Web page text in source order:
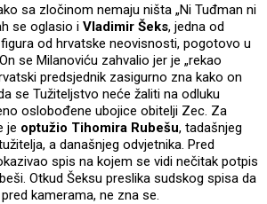
sa zločinom nemaju ništa „Ni Tuđman ni
se oglasio i Vladimir Šeks, jedna od
od hrvatske neovisnosti, pogotovo u
se Milanoviću zahvalio jer je „rekao
predsjednik zasigurno zna kako on
se Tužiteljstvo neće žaliti na odluku
oslobođene ubojice obitelji Zec. Za
je optužio Tihomira Rubešu, tadašnjeg
a današnjeg odvjetnika. Pred
spis na kojem se vidi nečitak potpis
Otkud Šeksu preslika sudskog spisa da
kamerama, ne zna se.